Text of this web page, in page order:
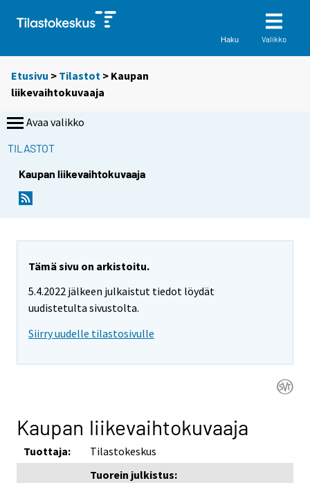
Haku Valikko
Etusivu > Tilastot > Kaupan
liikevaihtokuvaaja
Avaa valikko
TILASTOT
Kaupan liikevaihtokuvaaja
Tämä sivu on arkistoitu.
5.4.2022 jälkeen julkaistut tiedot löydät
uudistetulta sivustolta.
Siirry uudelle tilastosivulle
Kaupan liikevaihtokuvaaja
Tuottaja: Tilastokeskus
Tuorein julkistus: